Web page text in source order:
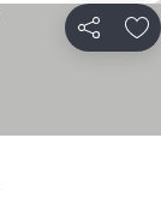
シェア お